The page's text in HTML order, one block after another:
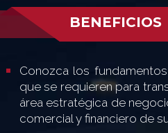
BENEFICIOS
Conozca los
que se requieren para
área estratégica de
comercial y financiero de